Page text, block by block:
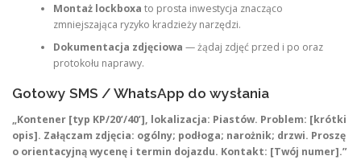
Montaż lockboxa to prosta inwestycja znacząco
zmniejszająca ryzyko kradzieży narzędzi.
Dokumentacja zdjęciowa — żądaj zdjęć przed i po oraz
protokołu naprawy.
Gotowy SMS / WhatsApp do wysłania
„Kontener [typ KP/20’/40’], lokalizacja: Piastów. Problem: [krótki
opis]. Załączam zdjęcia: ogólny; podłoga; narożnik; drzwi. Proszę
o orientacyjną wycenę i termin dojazdu. Kontakt: [Twój numer].”